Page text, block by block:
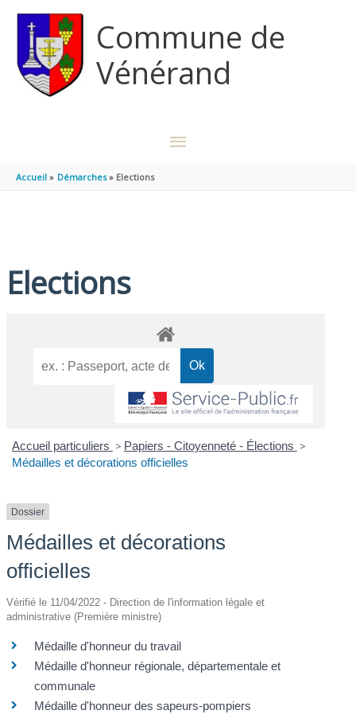
Commune de
Vénérand
MENU
Accueil Démarches Elections
Elections
Accueil particuliers > Papiers - Citoyenneté - Élections >
Médailles et décorations officielles
Dossier
Médailles et décorations
officielles
Vérifié le 11/04/2022 - Direction de l'information légale et
administrative (Première ministre)
Médaille d'honneur du travail
Médaille d'honneur régionale, départementale et
communale
Médaille d'honneur des sapeurs-pompiers